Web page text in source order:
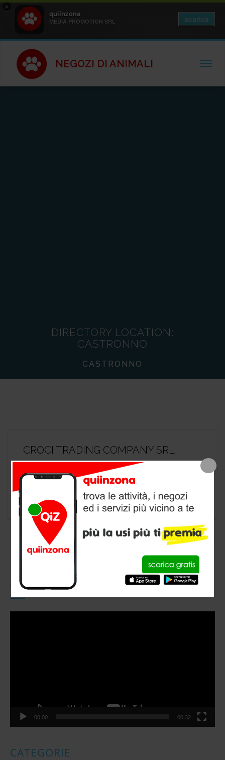
×
quiinzona
MEDIA PROMOTION SRL scarica
NEGOZI DI ANIMALI
DIRECTORY LOCATION:
CASTRONNO
CASTRONNO
CROCI TRADING COMPANY SRL
negozio animali a Castronno, provincia di
CONOSCI QUIINZONA?
00:00 00:32
CATEGORIE